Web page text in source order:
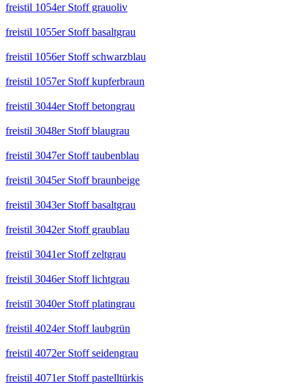
freistil 1054er Stoff grauoliv
freistil 1055er Stoff basaltgrau
freistil 1056er Stoff schwarzblau
freistil 1057er Stoff kupferbraun
freistil 3044er Stoff betongrau
freistil 3048er Stoff blaugrau
freistil 3047er Stoff taubenblau
freistil 3045er Stoff braunbeige
freistil 3043er Stoff basaltgrau
freistil 3042er Stoff graublau
freistil 3041er Stoff zeltgrau
freistil 3046er Stoff lichtgrau
freistil 3040er Stoff platingrau
freistil 4024er Stoff laubgrün
freistil 4072er Stoff seidengrau
freistil 4071er Stoff pastelltürkis